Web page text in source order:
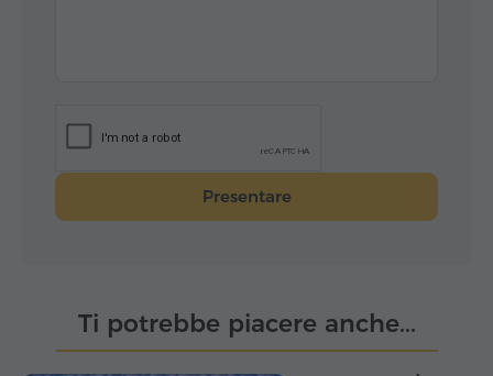
Presentare
Ti potrebbe piacere anche...